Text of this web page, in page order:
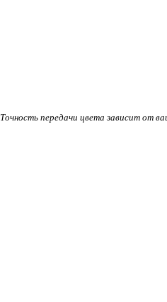
Точность передачи цвета зависит от